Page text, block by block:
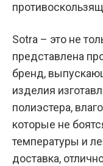
Sotra – это не
представлена
бренд,
изделия
полиэстера,
которые не
температуры и
доставка,